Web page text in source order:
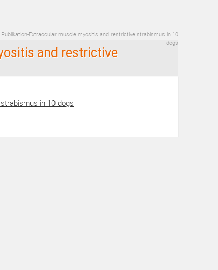
Publikation-Extraocular muscle myositis and restrictive strabismus in 10
dogs
and restrictive
in 10 dogs